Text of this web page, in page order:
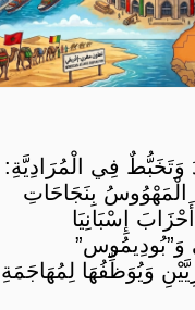
فِي الْمُرَادِيَّةِ:
الْمَهْوُوسُ بِنَجَاحَاتِ
إِسْبَانِيَا
وَ”بُودِيمُوس”
وَيُوَظِّفُهَا لِمُهَاجَمَةِ